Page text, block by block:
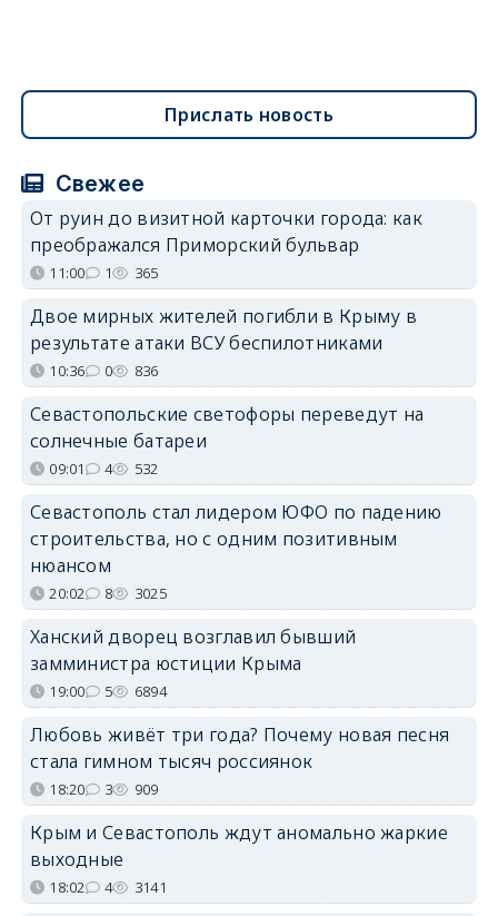
Прислать новость
Свежее
От руин до визитной карточки города: как
преображался Приморский бульвар
11:00 1 365
Двое мирных жителей погибли в Крыму в
результате атаки ВСУ беспилотниками
10:36 0 836
Севастопольские светофоры переведут на
солнечные батареи
09:01 4 532
Севастополь стал лидером ЮФО по падению
строительства, но с одним позитивным
нюансом
20:02 8 3025
Ханский дворец возглавил бывший
замминистра юстиции Крыма
19:00 5 6894
Любовь живёт три года? Почему новая песня
стала гимном тысяч россиянок
18:20 3 909
Крым и Севастополь ждут аномально жаркие
выходные
18:02 4 3141